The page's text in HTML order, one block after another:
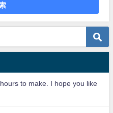
to make. I hope you like